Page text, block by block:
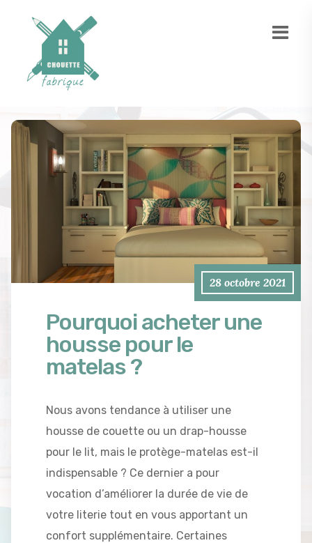
28 octobre 2021
Pourquoi acheter une
housse pour le
matelas ?
Nous avons tendance à utiliser une
housse de couette ou un drap-housse
pour le lit, mais le protège-matelas est-il
indispensable ? Ce dernier a pour
vocation d’améliorer la durée de vie de
votre literie tout en vous apportant un
confort supplémentaire. Certaines